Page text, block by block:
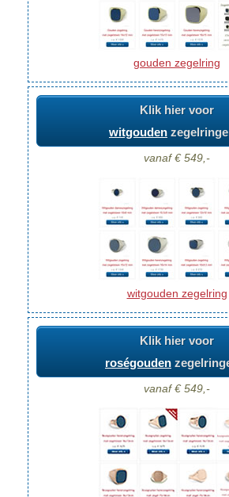
gouden zegelring
Klik hier voor
witgouden
vanaf € 549,-
witgouden zegelring
Klik hier voor
roségouden
vanaf € 549,-